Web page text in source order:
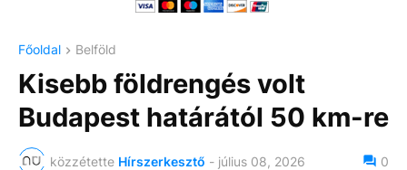
Főoldal Belföld
Kisebb földrengés volt
Budapest határától 50 km-re
közzétette Hírszerkesztő - július 08, 2026 0